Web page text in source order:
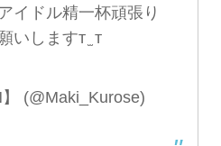
イドル精一杯頑張り
いしますт ̫ т
(@Maki_Kurose)